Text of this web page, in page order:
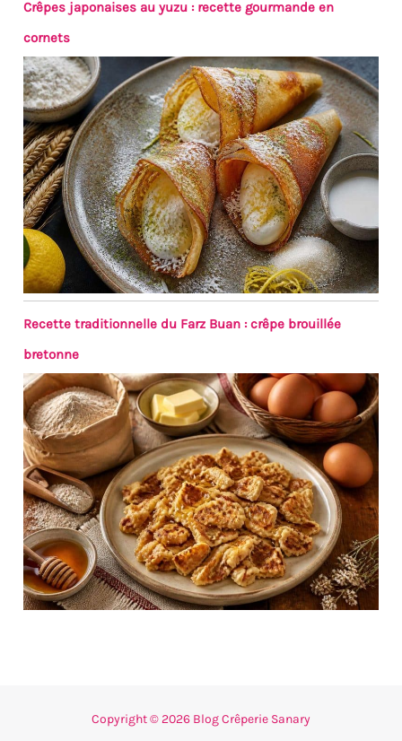
Crêpes japonaises au yuzu : recette gourmande en
cornets
Recette traditionnelle du Farz Buan : crêpe brouillée
bretonne
Copyright © 2026 Blog Crêperie Sanary